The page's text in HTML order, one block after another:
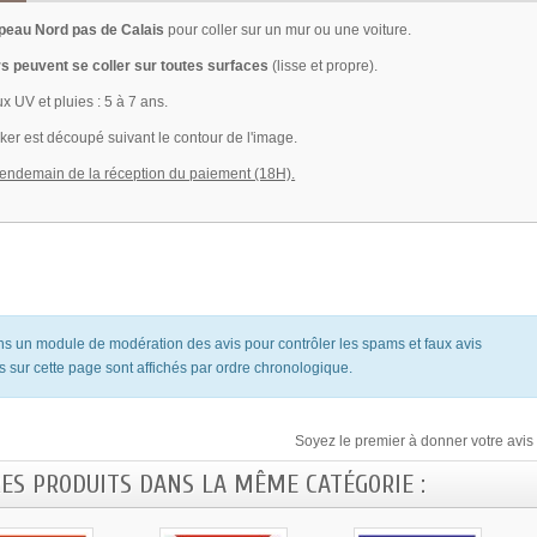
Nord pas de Calaispour coller sur un mur ou une voiture.
peuvent se coller sur toutes surfaces(lisse et propre).
UV et pluies : 5 à 7 ans.
est découpé suivant le contour de l'image.
de la réception du paiement (18H).
un module de modération des avis pour contrôler les spams et faux avis
sur cette page sont affichés par ordre chronologique.
Soyez le premier à donner votre avis
PRODUITS DANS LA MÊME CATÉGORIE :